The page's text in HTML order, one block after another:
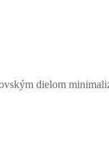
dielom